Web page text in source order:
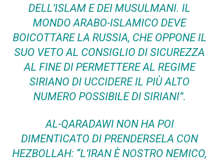
DELL’ISLAM E DEI MUSULMANI. IL
MONDO ARABO-ISLAMICO DEVE
BOICOTTARE LA RUSSIA, CHE OPPONE IL
SUO VETO AL CONSIGLIO DI SICUREZZA
AL FINE DI PERMETTERE AL REGIME
SIRIANO DI UCCIDERE IL PIÙ ALTO
NUMERO POSSIBILE DI SIRIANI”.
AL-QARADAWI NON HA POI
DIMENTICATO DI PRENDERSELA CON
HEZBOLLAH: “L’IRAN È NOSTRO NEMICO,